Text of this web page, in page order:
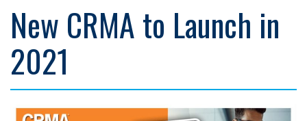
New CRMA to Launch in
2021